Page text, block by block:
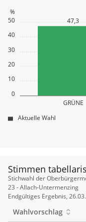
0
10
20
30
40
50
%
GRÜNE
47,3
Aktuelle Wahl
Stimmen
Stimmen
tabellarisch
Stichwahl der
23 - Allach-Untermenzing
Endgültiges Ergebnis,
Wahlvorschlag